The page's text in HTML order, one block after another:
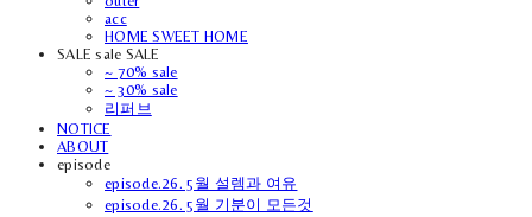
acc
HOME SWEET HOME
SALE sale SALE
~ 70% sale
~ 30% sale
리퍼브
NOTICE
ABOUT
episode
episode.26. 5월 설렘과 여유
episode.26. 5월 기분이 모든것